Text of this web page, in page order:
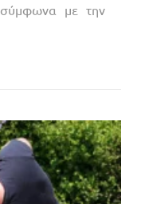
σύμφωνα με την